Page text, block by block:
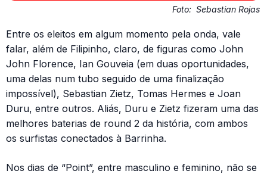
Foto: Sebastian Rojas
Entre os eleitos em algum momento pela onda, vale
falar, além de Filipinho, claro, de figuras como John
John Florence, Ian Gouveia (em duas oportunidades,
uma delas num tubo seguido de uma finalização
impossível), Sebastian Zietz, Tomas Hermes e Joan
Duru, entre outros. Aliás, Duru e Zietz fizeram uma das
melhores baterias de round 2 da história, com ambos
os surfistas conectados à Barrinha.
Nos dias de “Point”, entre masculino e feminino, não se